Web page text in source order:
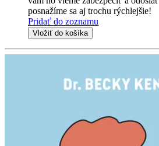
posnažíme sa aj trochu rýchlejšie!
Pridať do zoznamu
Vložiť do košíka